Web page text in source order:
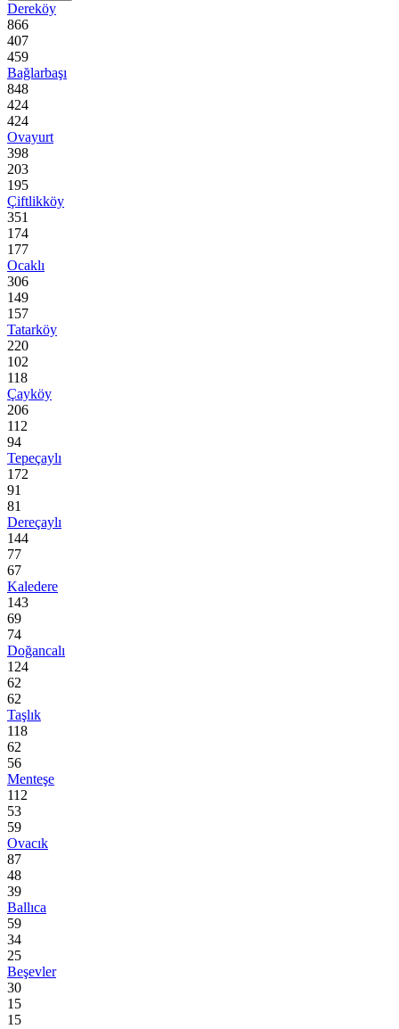
Dereköy
866
407
459
Bağlarbaşı
848
424
424
Ovayurt
398
203
195
Çiftlikköy
351
174
177
Ocaklı
306
149
157
Tatarköy
220
102
118
Çayköy
206
112
94
Tepeçaylı
172
91
81
Dereçaylı
144
77
67
Kaledere
143
69
74
Doğancalı
124
62
62
Taşlık
118
62
56
Menteşe
112
53
59
Ovacık
87
48
39
Ballıca
59
34
25
Beşevler
30
15
15